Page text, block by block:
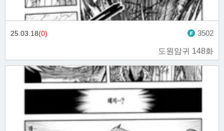
도원암귀 148화
25.03.18(0) 3502